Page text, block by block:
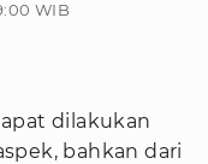
WIB
dilakukan
bahkan dari